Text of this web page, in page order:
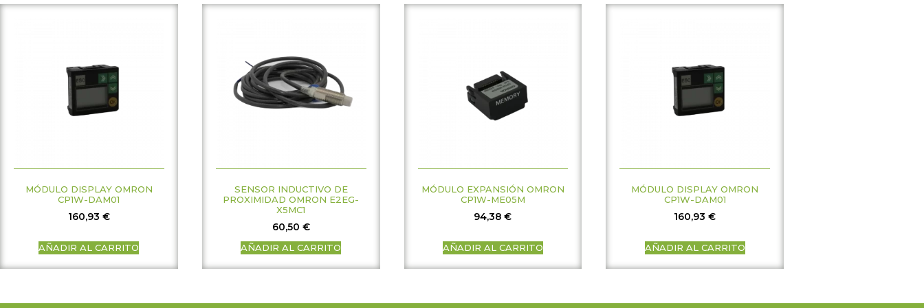
MÓDULO DISPLAY OMRON
CP1W-DAM01
160,93 €
AÑADIR AL CARRITO
SENSOR INDUCTIVO DE
PROXIMIDAD OMRON E2EG-
X5MC1
60,50 €
AÑADIR AL CARRITO
MÓDULO EXPANSIÓN OMRON
CP1W-ME05M
94,38€
AÑADIR AL CARRITO
MÓDULO DISPLAY OMRON
CP1W-DAM01
160,93€
AÑADIR AL CARRITO